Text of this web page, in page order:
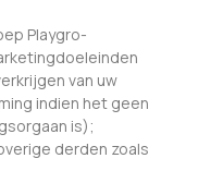
Playgro-
van uw
indien het geen
is);
derden zoals